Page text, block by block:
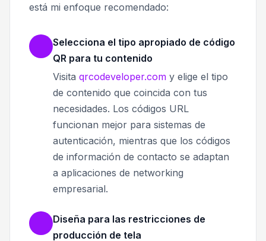
está mi enfoque recomendado:
Selecciona el tipo apropiado de código
QR para tu contenido
Visita qrcodeveloper.com y elige el tipo
de contenido que coincida con tus
necesidades. Los códigos URL
funcionan mejor para sistemas de
autenticación, mientras que los códigos
de información de contacto se adaptan
a aplicaciones de networking
empresarial.
Diseña para las restricciones de
producción de tela